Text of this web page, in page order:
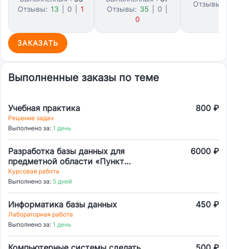
Отзывы: 13 0 1
Отзывы: 35 0
0
Отзывы:
ЗАКАЗАТЬ
Выполненные заказы по теме
Учебная практика 800 ₽
Решение задач
Выполнено за: 1 день
Разработка базы данных для
предметной области «Пункт
проката»
6000 ₽
Курсовая работа
Выполнено за: 5 дней
Информатика базы данных 450 ₽
Лабораторная работа
Выполнено за: 1 день